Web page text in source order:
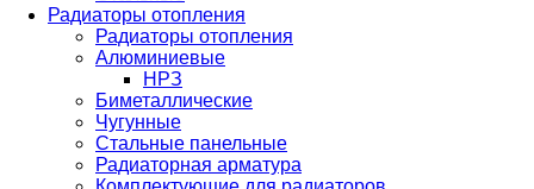
Радиаторы отопления
Радиаторы отопления
Алюминиевые
НРЗ
Биметаллические
Чугунные
Стальные панельные
Радиаторная арматура